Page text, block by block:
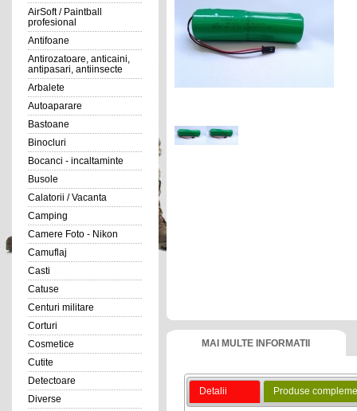
AirSoft / Paintball
profesional
Antifoane
Antirozatoare, anticaini,
antipasari, antiinsecte
Arbalete
Autoaparare
Bastoane
Binocluri
Bocanci - incaltaminte
Busole
Calatorii / Vacanta
Camping
Camere Foto - Nikon
Camuflaj
Casti
Catuse
Centuri militare
Corturi
Cosmetice
Cutite
Detectoare
Diverse
MAI MULTE INFORMATII
Detalii Produse